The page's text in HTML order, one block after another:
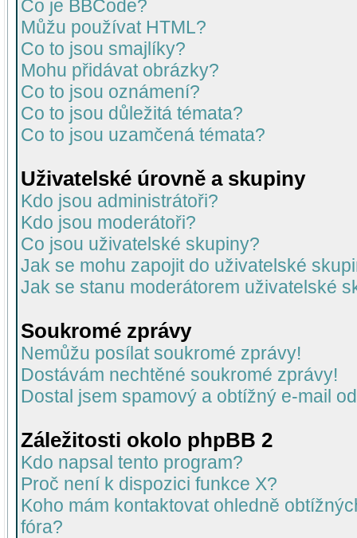
Co je BBCode?
Můžu používat HTML?
Co to jsou smajlíky?
Mohu přidávat obrázky?
Co to jsou oznámení?
Co to jsou důležitá témata?
Co to jsou uzamčená témata?
Uživatelské úrovně a skupiny
Kdo jsou administrátoři?
Kdo jsou moderátoři?
Co jsou uživatelské skupiny?
Jak se mohu zapojit do uživatelské
Jak se stanu moderátorem uživatelské
Soukromé zprávy
Nemůžu posílat soukromé zprávy!
Dostávám nechtěné soukromé zprávy!
Dostal jsem spamový a obtížný e-mail
Záležitosti okolo phpBB 2
Kdo napsal tento program?
Proč není k dispozici funkce X?
Koho mám kontaktovat ohledně
fóra?